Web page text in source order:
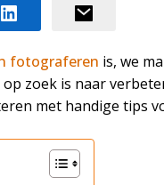
fotograferen is, we
zoek is naar
met handige tips